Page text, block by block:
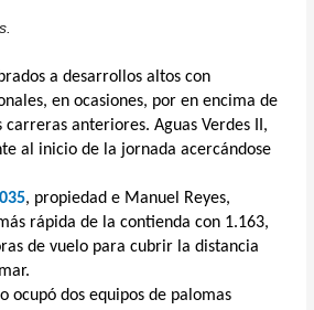
a desarrollos altos con
en ocasiones, por en encima de
carreras anteriores. Aguas Verdes II,
al inicio de la jornada acercándose
, propiedad e Manuel Reyes,
rápida de la contienda con 1.163,
de vuelo para cubrir la distancia
ocupó dos equipos de palomas